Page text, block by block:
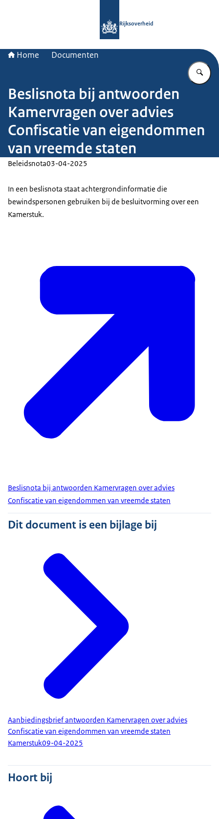
Rijksoverheid
Home Documenten
Beslisnota bij antwoorden
Kamervragen over advies
Confiscatie van eigendommen
van vreemde staten
Beleidsnota03-04-2025
In een beslisnota staat achtergrondinformatie die
bewindspersonen gebruiken bij de besluitvorming over een
Kamerstuk.
Beslisnota bij antwoorden Kamervragen over advies
Confiscatie van eigendommen van vreemde staten
Dit document is een bijlage bij
Aanbiedingsbrief antwoorden Kamervragen over advies
Confiscatie van eigendommen van vreemde staten
Kamerstuk09-04-2025
Hoort bij